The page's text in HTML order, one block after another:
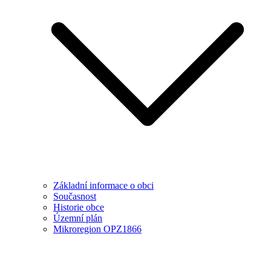
Základní informace o obci
Současnost
Historie obce
Územní plán
Mikroregion OPZ1866